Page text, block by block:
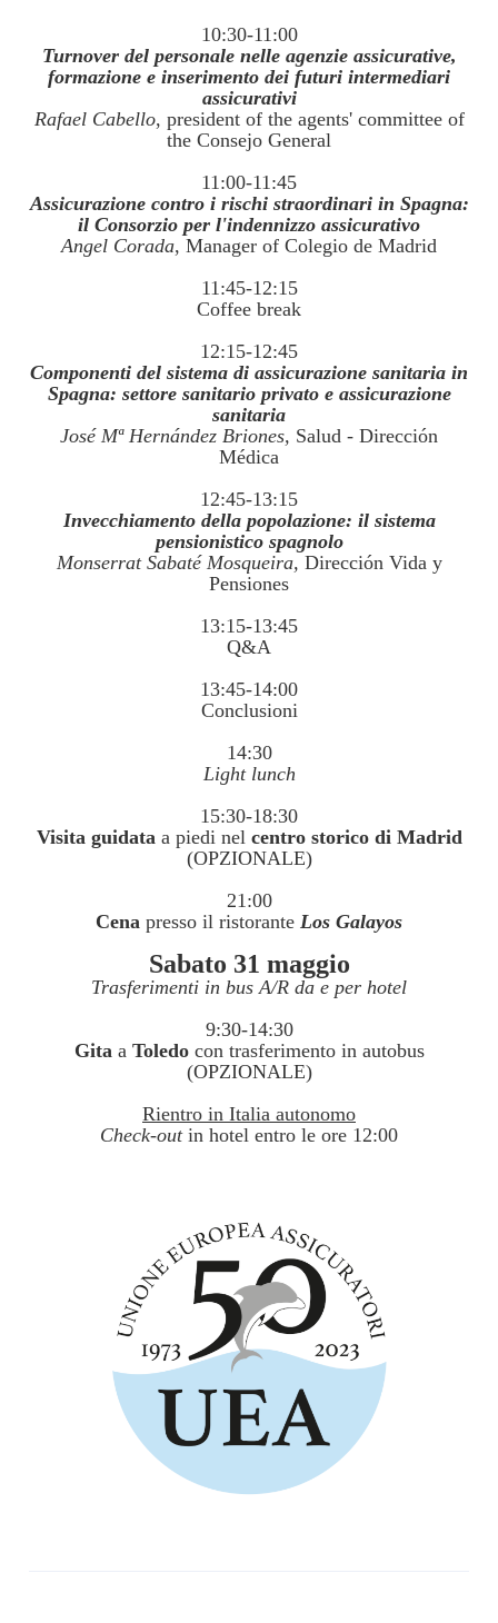
10:30-11:00
Turnover del personale nelle agenzie assicurative,
formazione e inserimento dei futuri intermediari
assicurativi
Rafael Cabello, president of the agents' committee of
the Consejo General
11:00-11:45
Assicurazione contro i rischi straordinari in Spagna:
il Consorzio per l'indennizzo assicurativo
Angel Corada, Manager of Colegio de Madrid
11:45-12:15
Coffee break
12:15-12:45
Componenti del sistema di assicurazione sanitaria in
Spagna: settore sanitario privato e assicurazione
sanitaria
José Mª Hernández Briones, Salud - Dirección
Médica
12:45-13:15
Invecchiamento della popolazione: il sistema
pensionistico spagnolo
Monserrat Sabaté Mosqueira, Dirección Vida y
Pensiones
13:15-13:45
Q&A
13:45-14:00
Conclusioni
14:30
Light lunch
15:30-18:30
Visita guidata a piedi nel centro storico di Madrid
(OPZIONALE)
21:00
Cena presso il ristorante Los Galayos
Sabato 31 maggio
Trasferimenti in bus A/R da e per hotel
9:30-14:30
Gita a Toledocon trasferimento in autobus
(OPZIONALE)
Rientro in Italia autonomo
Check-outin hotel entro le ore 12:00